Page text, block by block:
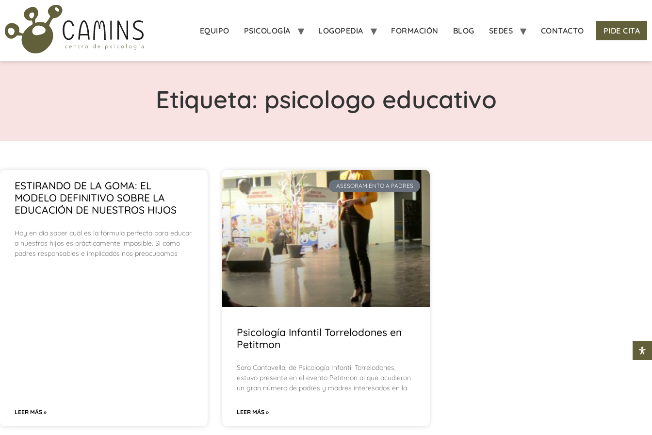
EQUIPO PSICOLOGÍA LOGOPEDIA FORMACIÓN BLOG SEDES CONTACTO PIDE CITA
Etiqueta: psicologo educativo
ESTIRANDO DE LA GOMA: EL
MODELO DEFINITIVO SOBRE LA
EDUCACIÓN DE NUESTROS HIJOS
Hoy en día saber cuál es la fórmula perfecta para educar
a nuestros hijos es prácticamente imposible. Si como
padres responsables e implicados nos preocupamos
LEER MÁS »
ASESORAMIENTO A PADRES
Psicología Infantil Torrelodones en
Petitmon
Sara Cantavella, de Psicología Infantil Torrelodones,
estuvo presente en el evento Petitmon al que acudieron
un gran número de padres y madres interesados en la
LEER MÁS »